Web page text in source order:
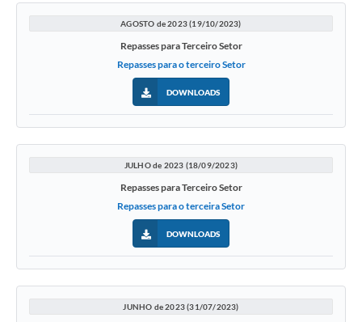
AGOSTO de 2023 (19/10/2023)
Repasses para Terceiro Setor
Repasses para o terceiro Setor
DOWNLOADS
JULHO de 2023 (18/09/2023)
Repasses para Terceiro Setor
Repasses para o terceira Setor
DOWNLOADS
JUNHO de 2023 (31/07/2023)